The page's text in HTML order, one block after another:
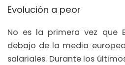
Evolución a peor
No es la primera vez que
debajo de la media
salariales. Durante los